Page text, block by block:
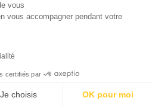
parRenan Savidan
vous
vous accompagner pendant votre
certifiés par
Je choisis OK pour moi